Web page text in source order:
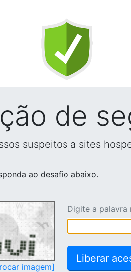
de
suspeitos a sites
ao desafio abaixo.
imagem]
Digite a palavra